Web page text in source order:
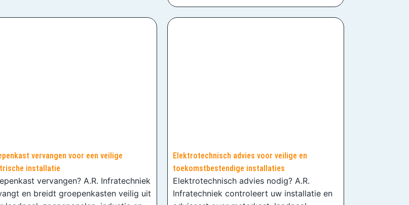
vervangen voor een veilige
installatie
vervangen? A.R. Infratechniek
en breidt groepenkasten veilig uit
Elektrotechnisch advies voor veilige en
toekomstbestendige installaties
Elektrotechnisch advies nodig? A.R.
Infratechniek controleert uw installatie en